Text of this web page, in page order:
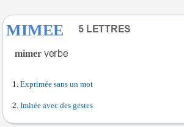
MIMEE
mimer
Exprimée sans un mot
Imitée avec des gestes